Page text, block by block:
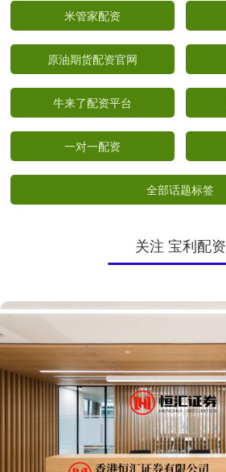
米管家配资
原油期货配资官网
牛来了配资平台
一对一配资
全部话题标签
关注 宝利配资